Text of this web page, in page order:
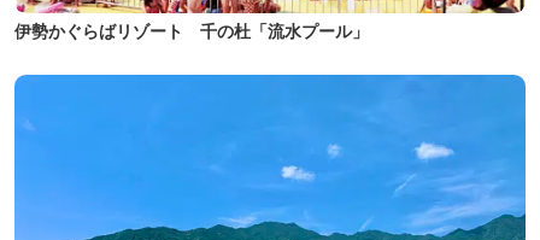
伊勢かぐらばリゾート 千の杜「流水プール」